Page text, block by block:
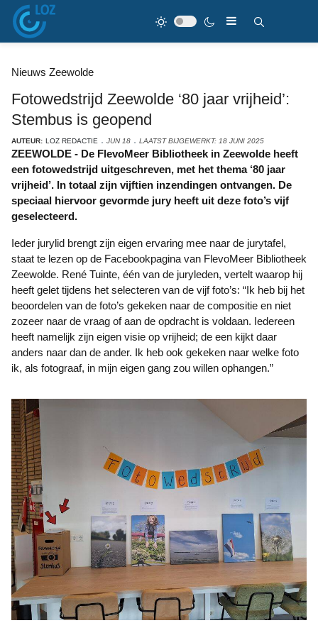
Nieuws Zeewolde
Fotowedstrijd Zeewolde ‘80 jaar vrijheid’:
Stembus is geopend
AUTEUR: LOZ REDACTIE JUN 18 LAATST BIJGEWERKT: 18 JUNI 2025
ZEEWOLDE - De FlevoMeer Bibliotheek in Zeewolde heeft
een fotowedstrijd uitgeschreven, met het thema ‘80 jaar
vrijheid’. In totaal zijn vijftien inzendingen ontvangen. De
speciaal hiervoor gevormde jury heeft uit deze foto’s vijf
geselecteerd.
Ieder jurylid brengt zijn eigen ervaring mee naar de jurytafel,
staat te lezen op de Facebookpagina van FlevoMeer Bibliotheek
Zeewolde. René Tuinte, één van de juryleden, vertelt waarop hij
heeft gelet tijdens het selecteren van de vijf foto’s: “Ik heb bij het
beoordelen van de foto’s gekeken naar de compositie en niet
zozeer naar de vraag of aan de opdracht is voldaan. Iedereen
heeft namelijk zijn eigen visie op vrijheid; de een kijkt daar
anders naar dan de ander. Ik heb ook gekeken naar welke foto
ik, als fotograaf, in mijn eigen gang zou willen ophangen.”